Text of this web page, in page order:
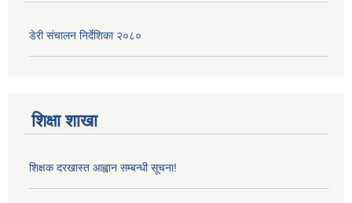
डेरी संचालन निर्देशिका २०८०
शिक्षा शाखा
शिक्षक दरखास्त आह्वान सम्बन्धी सूचना!